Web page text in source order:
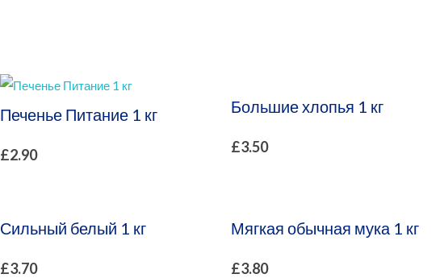
Печенье Питание 1 кг
£2.90
Большие хлопья 1 кг
£3.50
Сильный белый 1 кг
£3.70
Мягкая обычная мука 1 кг
£3.80